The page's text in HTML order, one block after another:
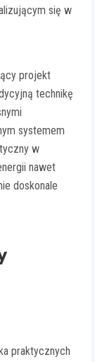
się w
projekt
technikę
systemem
w
nawet
doskonale
praktycznych